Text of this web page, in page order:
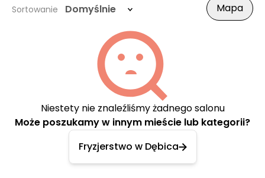
Sortowanie Domyślnie Mapa
Niestety nie znaleźliśmy żadnego salonu
Może poszukamy w innym mieście lub kategorii?
Fryzjerstwo w Dębica